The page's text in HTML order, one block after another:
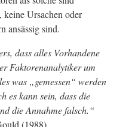
keine Ursachen oder
ansässig sind.
dass alles Vorhandene
Faktorenanalytiker um
was „gemessen“ werden
es kann sein, dass die
die Annahme falsch.“
(1988)